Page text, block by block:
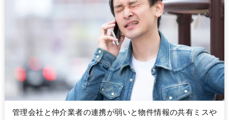
管理会社と仲介業者の連携が弱いと物件情報の共有ミスや